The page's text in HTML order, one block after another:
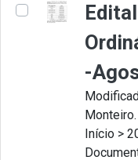
-
Monteiro.
Início >